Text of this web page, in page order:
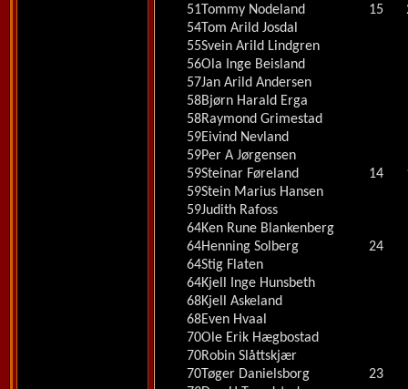
51Tommy Nodeland 15
54Tom Arild Josdal
55Svein Arild Lindgren
56Ola Inge Beisland
57Jan Arild Andersen
58Bjørn Harald Erga
58Raymond Grimestad
59Eivind Nevland
59Per A Jørgensen
59Steinar Føreland 14
59Stein Marius Hansen
59Judith Rafoss
64Ken Rune Blankenberg
64Henning Solberg
24
64Stig Flaten
64Kjell Inge Hunsbeth
68Kjell Askeland
68Even Hvaal
70Ole Erik Hægbostad
70Robin Slåttskjær
70Tøger Danielsborg
23